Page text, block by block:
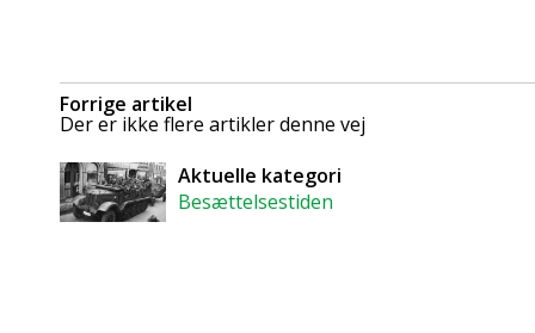
Forrige artikel
Der er ikke flere artikler denne vej
Aktuelle kategori
Besættelsestiden